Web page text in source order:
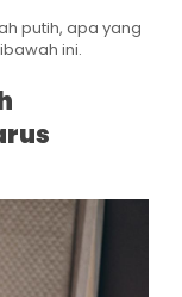
putih, apa yang
ini.